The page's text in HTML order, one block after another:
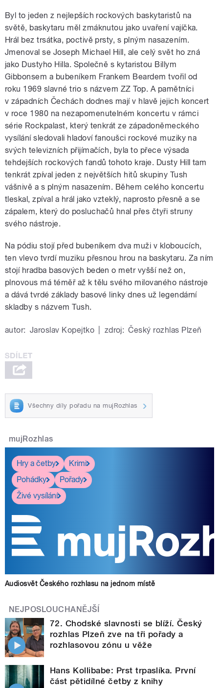
Byl to jeden z nejlepších rockových baskytaristů na
světě, baskytaru měl zmáknutou jako uvaření vajíčka.
Hrál bez trsátka, poctivě prsty, s plným nasazením.
Jmenoval se Joseph Michael Hill, ale celý svět ho zná
jako Dustyho Hilla. Společně s kytaristou Billym
Gibbonsem a bubeníkem Frankem Beardem tvořil od
roku 1969 slavné trio s názvem ZZ Top. A pamětníci
v západních Čechách dodnes mají v hlavě jejich koncert
v roce 1980 na nezapomenutelném koncertu v rámci
série Rockpalast, který tenkrát ze západoněmeckého
vysílání sledovali hladoví fanoušci rockové muziky na
svých televizních přijímačích, byla to přece výsada
tehdejších rockových fandů tohoto kraje. Dusty Hill tam
tenkrát zpíval jeden z největších hitů skupiny Tush
vášnivě a s plným nasazením. Během celého koncertu
tleskal, zpíval a hrál jako vzteklý, naprosto přesně a se
zápalem, který do posluchačů hnal přes čtyři struny
svého nástroje.
Na pódiu stojí před bubeníkem dva muži v kloboucích,
ten vlevo tvrdí muziku přesnou hrou na baskytaru. Za ním
stojí hradba basových beden o metr vyšší než on,
plnovous má téměř až k tělu svého milovaného nástroje
a dává tvrdé základy basové linky dnes už legendární
skladby s názvem Tush.
autor: Jaroslav Kopejtko zdroj: Český rozhlas Plzeň
Všechny díly pořadu na mujRozhlas
mujRozhlas
Hry a četby
Krimi
Pohádky
Pořady
Živé vysílání
Audiosvět Českého rozhlasu na jednom místě
NEJPOSLOUCHANĚJŠÍ
72. Chodské slavnosti se blíží. Český
rozhlas Plzeň zve na tři pořady a
rozhlasovou zónu u věže
Hans Kollibabe: Prst trpaslíka. První
část pětidílné četby z knihy